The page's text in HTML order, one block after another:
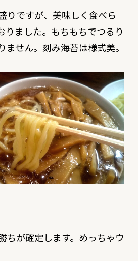
りですが、美味しく食べら
りました。もちもちでつるり
ません。刻み海苔は様式美。
ちが確定します。めっちゃウ